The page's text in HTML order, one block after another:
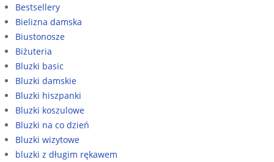
Bestsellery
Bielizna damska
Biustonosze
Biżuteria
Bluzki basic
Bluzki damskie
Bluzki hiszpanki
Bluzki koszulowe
Bluzki na co dzień
Bluzki wizytowe
bluzki z długim rękawem